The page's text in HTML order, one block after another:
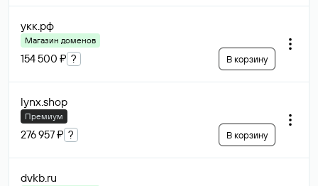
укк.рф
Магазин доменов
154 500 ₽ ? В корзину
lynx.shop
Премиум
276 957 ₽ ? В корзину
dvkb.ru